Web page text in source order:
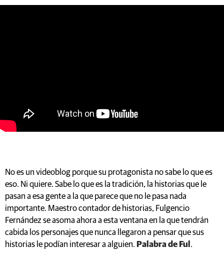
No es un videoblog porque su protagonista no sabe lo que es
eso. Ni quiere. Sabe lo que es la tradición, la historias que le
pasan a esa gente a la que parece que no le pasa nada
importante. Maestro contador de historias, Fulgencio
Fernández se asoma ahora a esta ventana en la que tendrán
cabida los personajes que nunca llegaron a pensar que sus
historias le podían interesar a alguien. Palabra de Ful .